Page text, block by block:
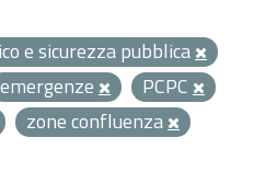
e sicurezza pubblica
emergenze
PCPC
zone confluenza